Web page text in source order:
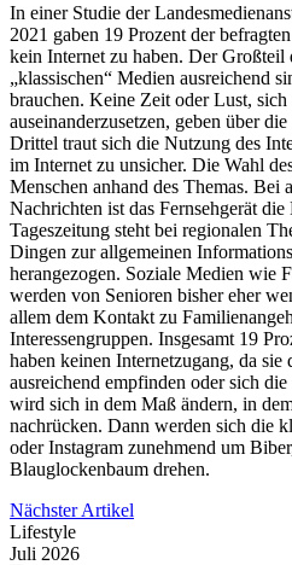
In einer Studie der
2021 gaben 19 Prozent der
kein Internet zu haben. Der Großteil
„klassischen“ Medien ausreichend
brauchen. Keine Zeit oder Lust,
auseinanderzusetzen, geben über
Drittel traut sich die Nutzung des
im Internet zu unsicher. Die Wahl
Menschen anhand des Themas. Bei
Nachrichten ist das Fernsehgerät
Tageszeitung steht bei regionalen
Dingen zur allgemeinen
herangezogen. Soziale Medien wie
werden von Senioren bisher eher
allem dem Kontakt zu
Interessengruppen. Insgesamt 19
haben keinen Internetzugang, da sie
ausreichend empfinden oder sich
wird sich in dem Maß ändern, in
nachrücken. Dann werden sich die
oder Instagram zunehmend um
Blauglockenbaum drehen.
Nächster Artikel
Lifestyle
Juli 2026